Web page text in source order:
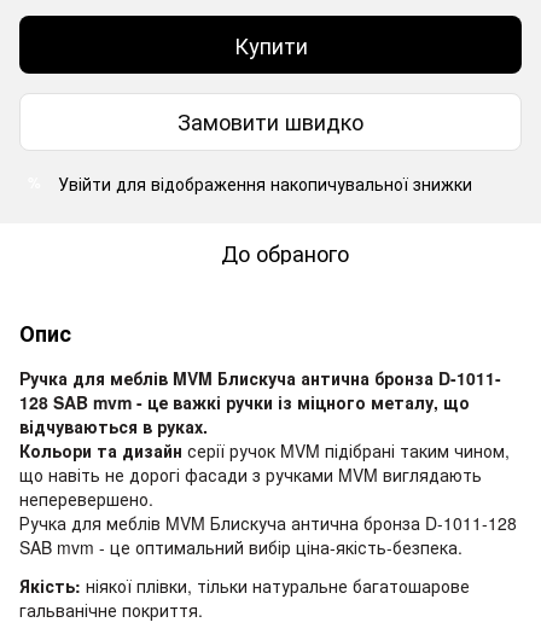
Купити
Замовити швидко
Увійти для відображення накопичувальної знижки
До обраного
Опис
Ручка для меблів MVM Блискуча антична бронза D-1011-
128 SAB mvm - це важкі ручки із міцного металу, що
відчуваються в руках.
Кольори та дизайн серії ручок MVM підібрані таким чином,
що навіть не дорогі фасади з ручками MVM виглядають
неперевершено.
Ручка для меблів MVM Блискуча антична бронза D-1011-128
SAB mvm - це оптимальний вибір ціна-якість-безпека.
Якість: ніякої плівки, тільки натуральне багатошарове
гальванічне покриття.